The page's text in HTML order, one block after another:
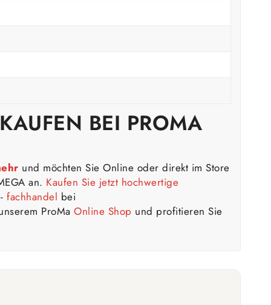
BEI PROMA
und möchten Sie Online oder direkt im Store
an. Kaufen Sie jetzt hochwertige
fachhandel bei
ProMa Online Shop und profitieren Sie